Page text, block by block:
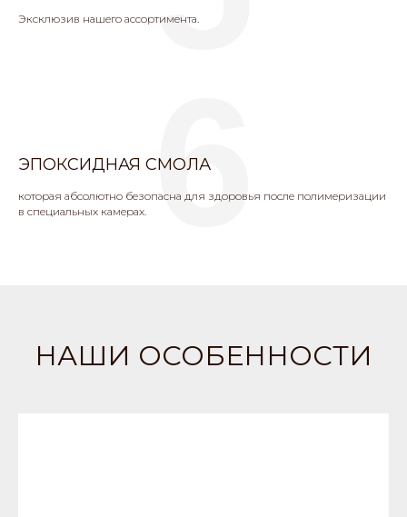
Эксклюзив нашего ассортимента.
ЭПОКСИДНАЯ СМОЛА
которая абсолютно безопасна для здоровья после полимеризации
в специальных камерах.
6
НАШИ ОСОБЕННОСТИ